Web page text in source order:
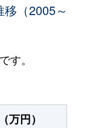
（2005～
す。
万円）